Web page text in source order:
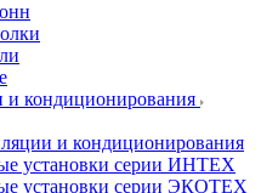
кондиционирования
и кондиционирования
установки серии ИНТЕХ
установки серии ЭКОТЕХ